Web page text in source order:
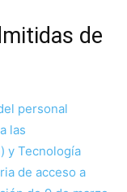
de
personal
las
y Tecnología
de acceso a